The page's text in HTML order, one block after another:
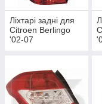
Ліхтарі задні для
Citroen Berlingo
'02-07